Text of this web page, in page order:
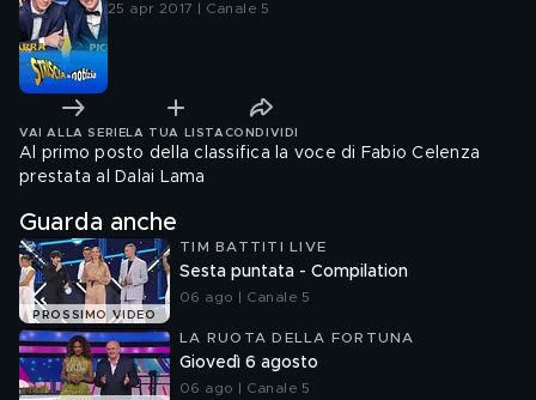
25 apr 2017 | Canale 5
VAI ALLA SERIE LA TUA LISTA CONDIVIDI
Al primo posto della classifica la voce di Fabio Celenza
prestata al Dalai Lama
Guarda anche
PROSSIMO VIDEO
TIM BATTITI LIVE
Sesta puntata - Compilation
06 ago | Canale 5
LA RUOTA DELLA FORTUNA
Giovedì 6 agosto
06 ago | Canale 5